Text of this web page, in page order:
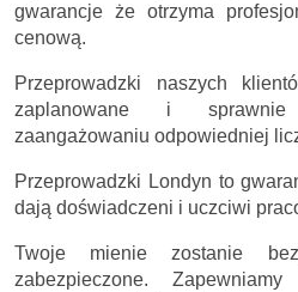
gwarancje że otrzyma
cenową.
Przeprowadzki naszych
zaplanowane i
zaangażowaniu odpowiedniej
Przeprowadzki Londyn to
dają doświadczeni i uczciwi
Twoje mienie zostanie
zabezpieczone.